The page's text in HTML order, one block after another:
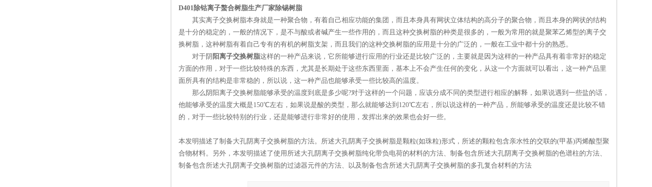
D401除钴离子螯合树脂生产厂家除锡树脂
其实离子交换树脂本身就是一种聚合物，有着自己相应功能的集团，而且本身具有网状立体结构的高分子的聚合物，而且本身的网状的结构
是十分的稳定的，一般的情况下，是不与酸或者碱产生一些作用的，而且这种交换树脂的种类是很多的，一般为常用的就是聚苯乙烯型的离子交
换树脂，这种树脂有着自己专有的有机的树脂支架，而且我们的这种交换树脂的应用是十分的广泛的，一般在工业中都十分的熟悉。
对于阴 阳离子交换树脂这样的一种产品来说，它所能够进行应用的行业还是比较广泛的，主要就是因为这样的一种产品具有着非常好的稳定
方面的作用，对于一些比较特殊的东西，尤其是长期处于这些东西里面，基本上不会产生任何的变化，从这一个方面就可以看出，这一种产品里
面所具有的结构是非常稳的，所以说，这一种产品也能够承受一些比较高的温度。
那么阴阳离子交换树脂能够承受的温度到底是多少呢?对于这样的一个问题，应该分成不同的类型进行相应的解释，如果说遇到一些盐的话，
他能够承受的温度大概是150℃左右，如果说是酸的类型，那么就能够达到120℃左右，所以说这样的一种产品，所能够承受的温度还是比较不错
的，对于一些比较特别的行业，还是能够进行非常好的使用，发挥出来的效果也会好一些。
本发明描述了制备大孔阴离子交换树脂的方法。所述大孔阴离子交换树脂是颗粒(如珠粒)形式，所述的颗粒包含亲水性的交联的(甲基)丙烯酸型聚
合物材料。另外，本发明描述了使用所述大孔阴离子交换树脂纯化带负电荷的材料的方法、制备包含所述大孔阴离子交换树脂的色谱柱的方法、
制备包含所述大孔阴离子交换树脂的过滤器元件的方法、以及制备包含所述大孔阴离子交换树脂的多孔复合材料的方法